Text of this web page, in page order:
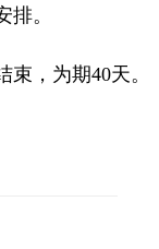
。
束，为期40天。